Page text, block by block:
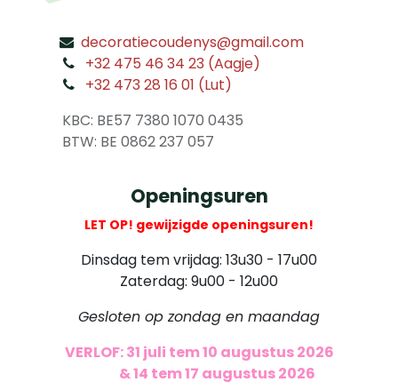
decoratiecoudenys@gmail.com
+32 475 46 34 23 (Aagje)
+32 473 28 16 01 (Lut)
KBC: BE57 7380 1070 0435
​ BTW: BE 0862 237 057
Openingsuren
LET OP! gewijzigde openingsuren!
Dinsdag tem vrijdag: 13u30 - 17u00
Zaterdag: 9u00 - 12u00
Gesloten op zondag en maandag
VERLOF: 31 juli tem 10 augustus 2026
& 14 tem 17 augustus 2026